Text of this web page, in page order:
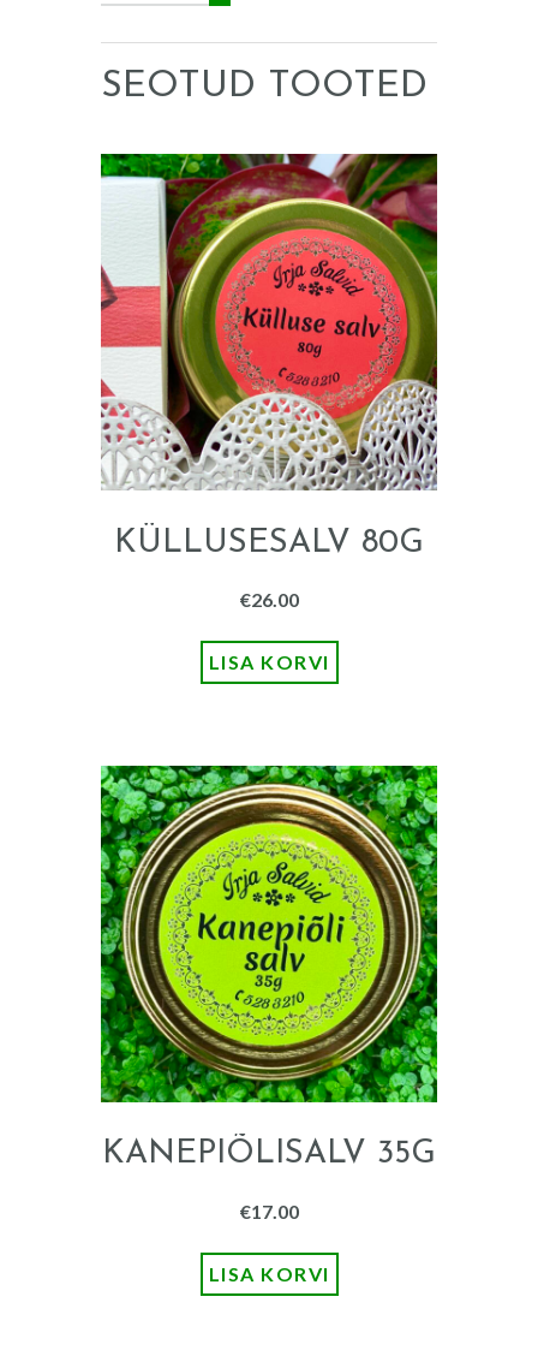
SEOTUD TOOTED
KÜLLUSESALV 80G
€26.00
LISA KORVI
KANEPIÕLISALV 35G
€17.00
LISA KORVI